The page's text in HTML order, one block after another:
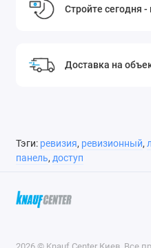
Стройте сегодня
Доставка на
Тэги: ревизия, ревизионный,
панель, доступ